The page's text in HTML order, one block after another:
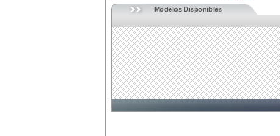
Modelos Disponibles